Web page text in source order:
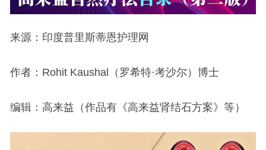
来源：印度普里斯蒂恩护理网
作者：Rohit Kaushal（罗希特·考沙尔）博士
编辑：高来益（作品有《高来益肾结石方案》等）